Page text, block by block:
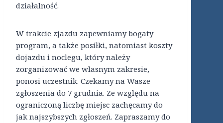
działalność.
W trakcie zjazdu zapewniamy bogaty
program, a także posiłki, natomiast koszty
dojazdu i noclegu, który należy
zorganizować we wlasnym zakresie,
ponosi uczestnik. Czekamy na Wasze
zgłoszenia do 7 grudnia. Ze względu na
ograniczoną liczbę miejsc zachęcamy do
jak najszybszych zgłoszeń. Zapraszamy do